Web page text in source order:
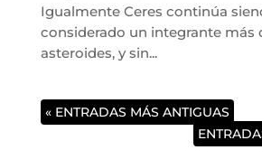
Igualmente Ceres continúa
considerado un integrante más
asteroides, y sin...
« ENTRADAS MÁS ANTIGUAS